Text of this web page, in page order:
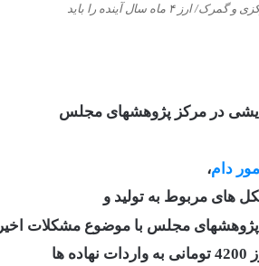
گزارش تسنیم|وضعیت ذخایر جو بحرانی شده؟/ هشدار ۲ مسئول به بانک مرکزی و گمرک/ ارز ۴ ماه سال آینده را باید
در مرکز پژوهشهای مجلس
امور دام،
های مربوط به تولید و
پژوهشهای مجلس با موضوع مشکلات اخیر